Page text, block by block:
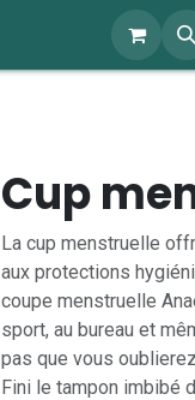
Cup
La cup menstruelle
aux protections
coupe menstruelle
sport, au bureau et
pas que vous
Fini le tampon imbibé